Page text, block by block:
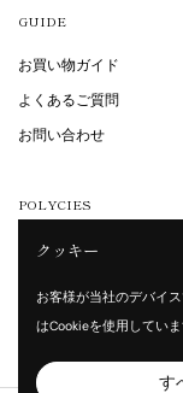
GUIDE
お買い物ガイド
よくあるご質問
お問い合わせ
POLYCIES
特定商取引法に基づく表記
利用規約
クッキー
お客様が当社のデバイ
はCookieを使用していま
す